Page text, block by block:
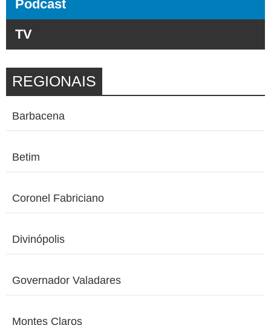
Podcast
TV
REGIONAIS
Barbacena
Betim
Coronel Fabriciano
Divinópolis
Governador Valadares
Montes Claros